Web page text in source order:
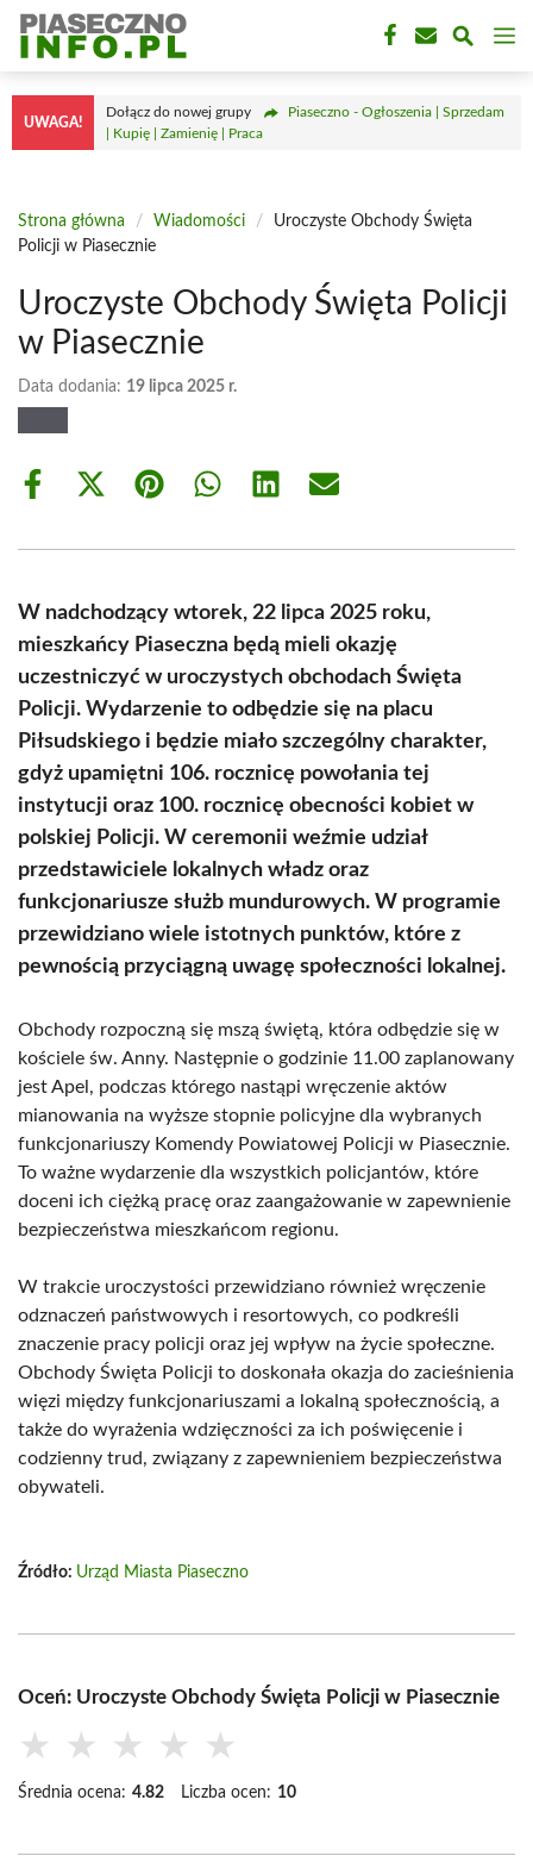
Przejdź
treści
UWAGA!
Dołącz do nowej grupy
Piaseczno - Ogłoszenia | Sprzedam
| Kupię | Zamienię | Praca
Strona główna / Wiadomości /
Uroczyste Obchody Święta
Policji w Piasecznie
Uroczyste Obchody Święta Policji
w Piasecznie
Data dodania: 19 lipca 2025 r.
Share
Share
(Twitter)
Share Share Share Share
W nadchodzący wtorek, 22 lipca 2025 roku,
mieszkańcy Piaseczna będą mieli okazję
uczestniczyć w uroczystych obchodach Święta
Policji. Wydarzenie to odbędzie się na placu
Piłsudskiego i będzie miało szczególny charakter,
gdyż upamiętni 106. rocznicę powołania tej
instytucji oraz 100. rocznicę obecności kobiet w
polskiej Policji. W ceremonii weźmie udział
przedstawiciele lokalnych władz oraz
funkcjonariusze służb mundurowych. W programie
przewidziano wiele istotnych punktów, które z
pewnością przyciągną uwagę społeczności lokalnej.
Obchody rozpoczną się mszą świętą, która odbędzie się w
kościele św. Anny. Następnie o godzinie 11.00 zaplanowany
jest Apel, podczas którego nastąpi wręczenie aktów
mianowania na wyższe stopnie policyjne dla wybranych
funkcjonariuszy Komendy Powiatowej Policji w Piasecznie.
To ważne wydarzenie dla wszystkich policjantów, które
doceni ich ciężką pracę oraz zaangażowanie w zapewnienie
bezpieczeństwa mieszkańcom regionu.
W trakcie uroczystości przewidziano również wręczenie
odznaczeń państwowych i resortowych, co podkreśli
znaczenie pracy policji oraz jej wpływ na życie społeczne.
Obchody Święta Policji to doskonała okazja do zacieśnienia
więzi między funkcjonariuszami a lokalną społecznością, a
także do wyrażenia wdzięczności za ich poświęcenie i
codzienny trud, związany z zapewnieniem bezpieczeństwa
obywateli.
Źródło: Urząd Miasta Piaseczno
Oceń: Uroczyste Obchody Święta Policji w Piasecznie
★ ★ ★ ★ ★
Średnia ocena: 4.82 Liczba ocen: 10